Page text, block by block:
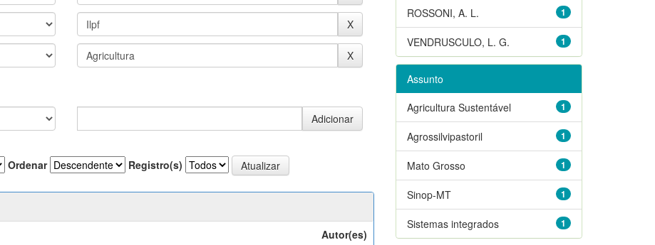
Ordenar Registro(s)
Autor(es)
1
ROSSONI, A. L.
1
VENDRUSCULO, L. G.
Assunto
1
Agricultura Sustentável
1
Agrossilvipastoril
1
Mato Grosso
1
Sinop-MT
1
Sistemas integrados